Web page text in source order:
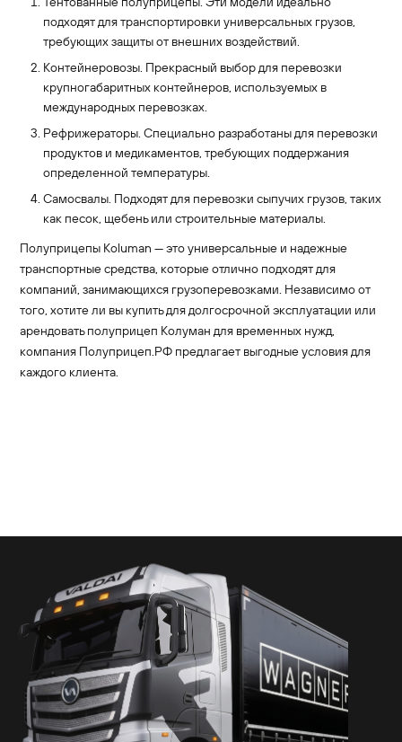
подходят для транспортировки универсальных грузов,
требующих защиты от внешних воздействий.
Контейнеровозы. Прекрасный выбор для перевозки
крупногабаритных контейнеров, используемых в
международных перевозках.
Рефрижераторы. Специально разработаны для перевозки
продуктов и медикаментов, требующих поддержания
определенной температуры.
Самосвалы. Подходят для перевозки сыпучих грузов, таких
как песок, щебень или строительные материалы.
Полуприцепы Koluman — это универсальные и надежные
транспортные средства, которые отлично подходят для
компаний, занимающихся грузоперевозками. Независимо от
того, хотите ли вы купить для долгосрочной эксплуатации или
арендовать полуприцеп Колуман для временных нужд,
компания Полуприцеп.РФ предлагает выгодные условия для
каждого клиента.